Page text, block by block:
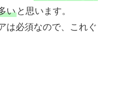
いと思います。
は必須なので、これぐ